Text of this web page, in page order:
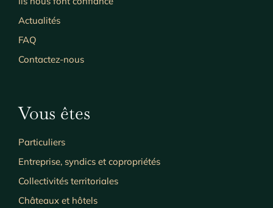
Actualités
FAQ
Contactez-nous
Vous êtes
Particuliers
Entreprise, syndics et copropriétés
Collectivités territoriales
Châteaux et hôtels